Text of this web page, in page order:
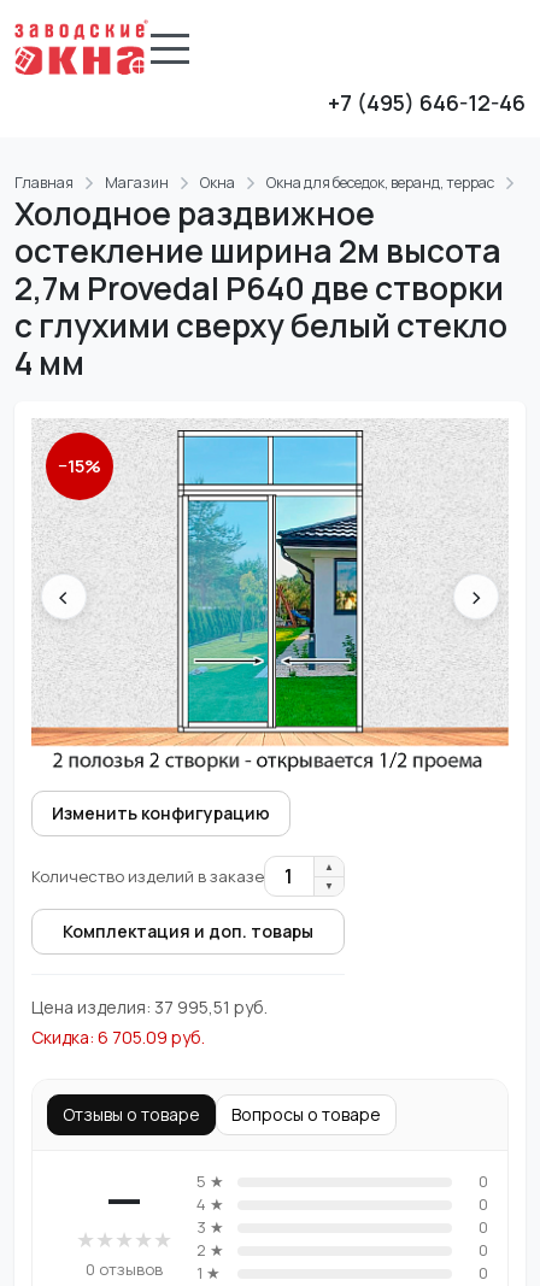
+7 (495) 646-12-46
Главная Магазин Окна Окна для беседок, веранд, террас
Холодное раздвижное
остекление ширина 2м высота
2,7м Provedal P640 две створки
с глухими сверху белый стекло
4 мм
−15%
‹ ›
Изменить конфигурацию
Количество изделий в заказе 1
▲
▼
Комплектация и доп. товары
Цена изделия: 37 995,51 руб.
Скидка: 6 705.09 руб.
Отзывы о товаре Вопросы о товаре
—
★★★★★
0 отзывов
5 ★
0
4 ★
0
3 ★
0
2 ★
0
1 ★
0